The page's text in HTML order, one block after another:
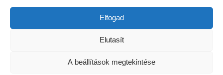
Elfogad
Elutasít
A beállítások megtekintése